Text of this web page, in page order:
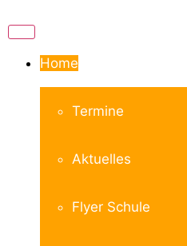
Home
Termine
Aktuelles
Flyer Schule